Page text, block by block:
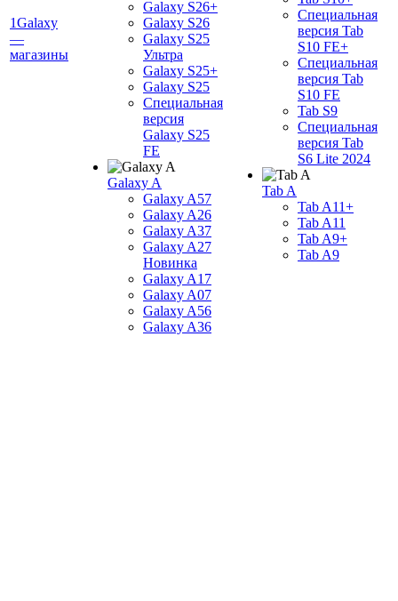
1Galaxy
—
магазины
Galaxy S26+
Galaxy S26
Galaxy S25
Ультра
Galaxy S25+
Galaxy S25
Специальная
версия
Galaxy S25
FE
Galaxy A
Galaxy A57
Galaxy A26
Galaxy A37
Galaxy A27
Новинка
Galaxy A17
Galaxy A07
Galaxy A56
Galaxy A36
Специальная
версия Tab
S10 FE+
Специальная
версия Tab
S10 FE
Tab S9
Специальная
версия Tab
S6 Lite 2024
Tab A
Tab A11+
Tab A11
Tab A9+
Tab A9